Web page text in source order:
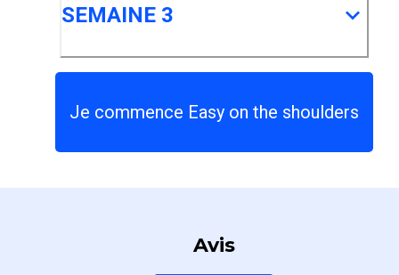
SEMAINE 3
Je commence Easy on the shoulders
Avis